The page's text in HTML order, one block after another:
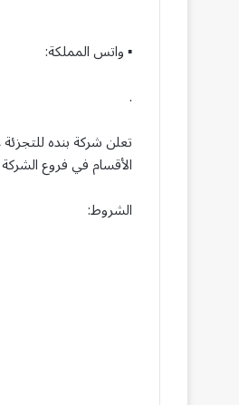
▪︎ واتس المملكة:
.
تعلن شركة بنده
الأقسام في فروع
الشروط: